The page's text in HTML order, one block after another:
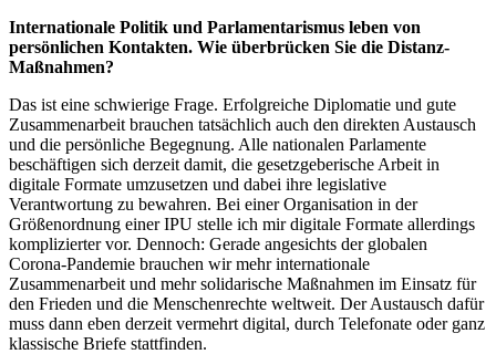
Internationale Politik und Parlamentarismus leben von
persönlichen Kontakten. Wie überbrücken Sie die Distanz-
Maßnahmen?
Das ist eine schwierige Frage. Erfolgreiche Diplomatie und gute
Zusammenarbeit brauchen tatsächlich auch den direkten Austausch
und die persönliche Begegnung. Alle nationalen Parlamente
beschäftigen sich derzeit damit, die gesetzgeberische Arbeit in
digitale Formate umzusetzen und dabei ihre legislative
Verantwortung zu bewahren. Bei einer Organisation in der
Größenordnung einer IPU stelle ich mir digitale Formate allerdings
komplizierter vor. Dennoch: Gerade angesichts der globalen
Corona-Pandemie brauchen wir mehr internationale
Zusammenarbeit und mehr solidarische Maßnahmen im Einsatz für
den Frieden und die Menschenrechte weltweit. Der Austausch dafür
muss dann eben derzeit vermehrt digital, durch Telefonate oder ganz
klassische Briefe stattfinden.